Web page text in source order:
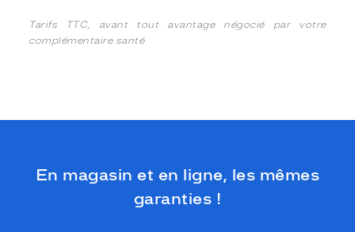
Tarifs TTC, avant tout avantage négocié par votre
complémentaire santé
En magasin et en ligne, les mêmes
garanties !